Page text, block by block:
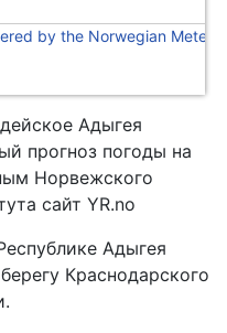
by the Norwegian
Адыгея
прогноз погоды на
Норвежского
сайт YR.no
Адыгея
Краснодарского